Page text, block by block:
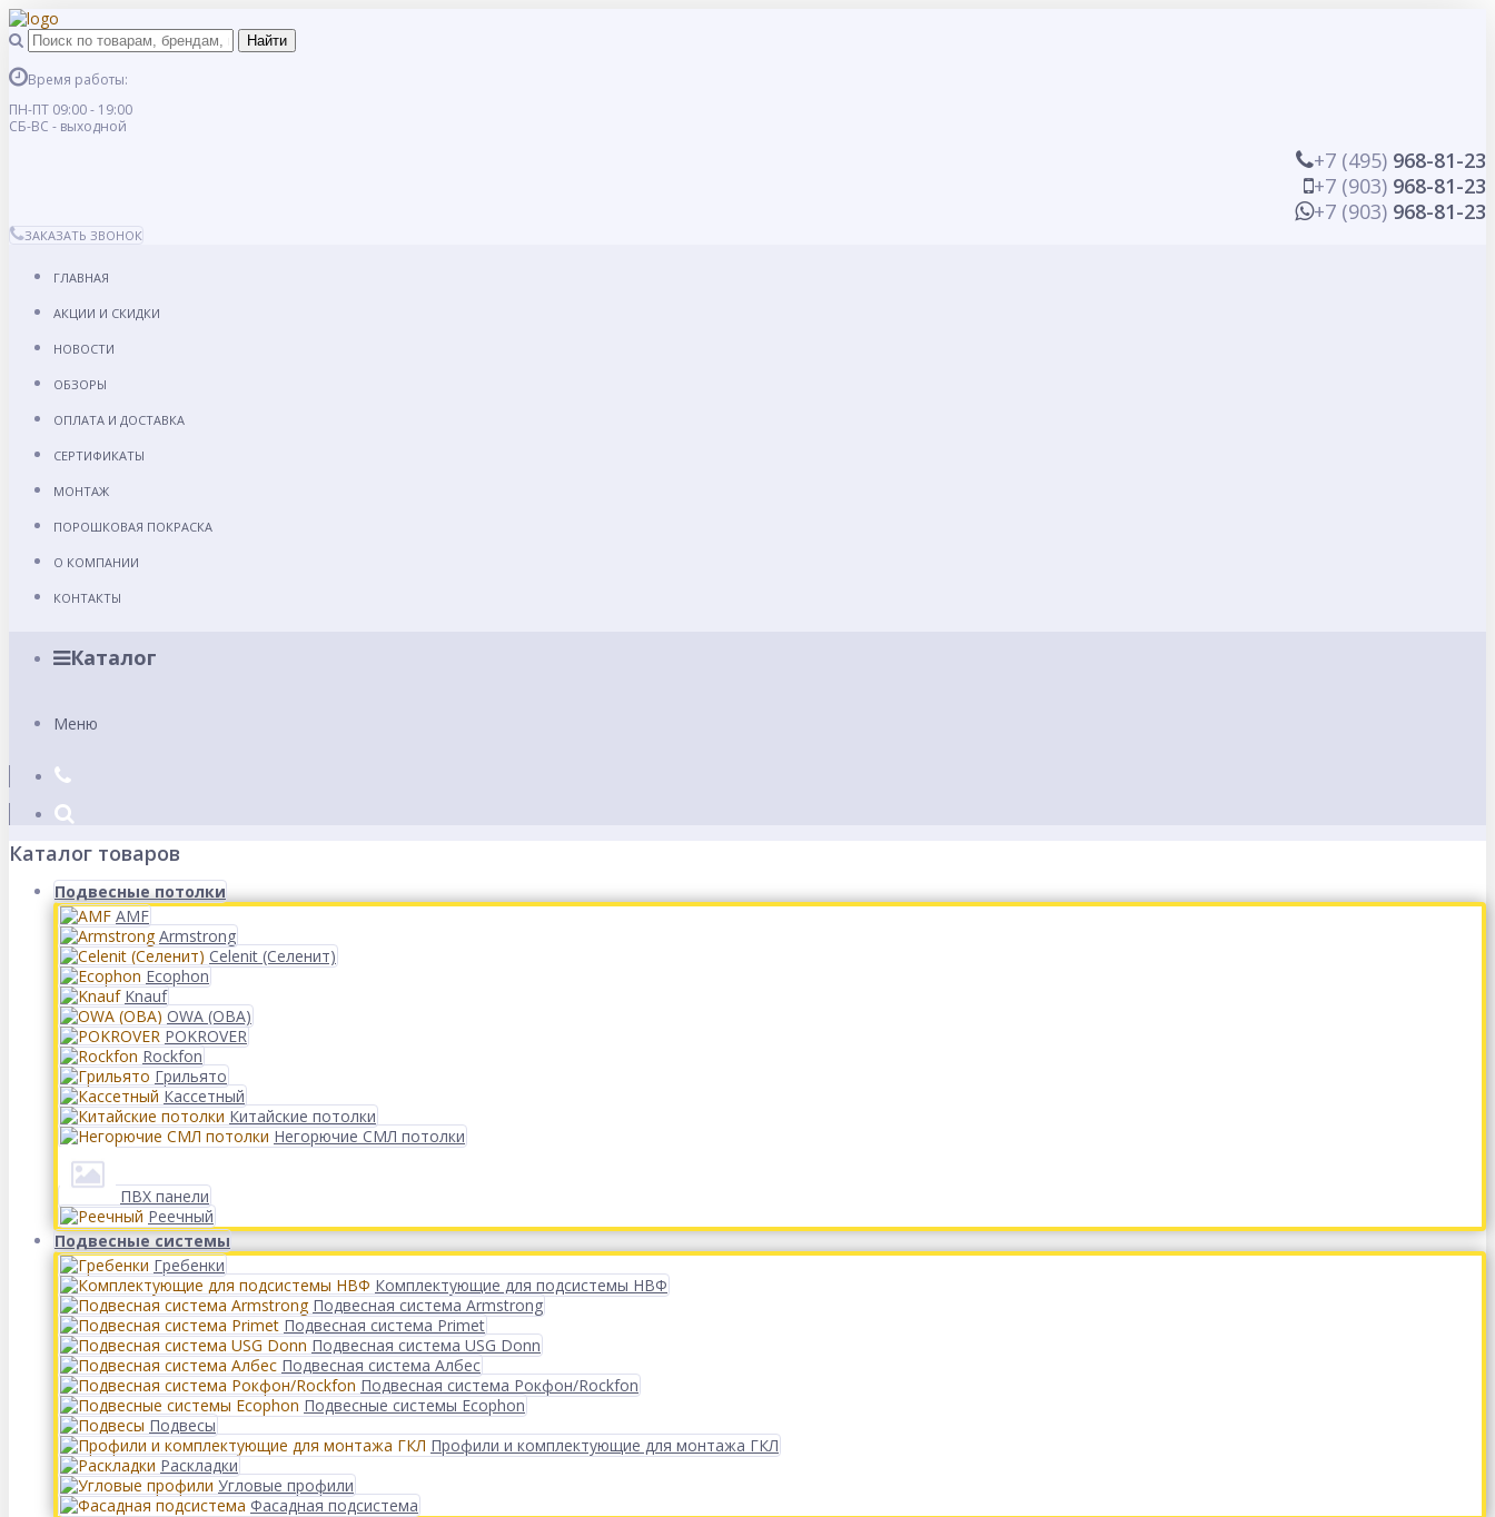
Время работы:
ПН-ПТ 09:00 - 19:00
СБ-ВС - выходной
+7 (495) 968-81-23
+7 (903) 968-81-23
+7 (903) 968-81-23
ЗАКАЗАТЬ ЗВОНОК
ГЛАВНАЯ
АКЦИИ И СКИДКИ
НОВОСТИ
ОБЗОРЫ
ОПЛАТА И ДОСТАВКА
СЕРТИФИКАТЫ
МОНТАЖ
ПОРОШКОВАЯ ПОКРАСКА
О КОМПАНИИ
КОНТАКТЫ
Каталог
Меню
Каталог товаров
Подвесные потолки
AMF
Armstrong
Celenit (Селенит)
Ecophon
Knauf
OWA (ОВА)
POKROVER
Rockfon
Грильято
Кассетный
Китайские потолки
Негорючие СМЛ потолки
ПВХ панели
Реечный
Подвесные системы
Гребенки
Комплектующие для подсистемы НВФ
Подвесная система Armstrong
Подвесная система Primet
Подвесная система USG Donn
Подвесная система Албес
Подвесная система Рокфон/Rockfon
Подвесные системы Ecophon
Подвесы
Профили и комплектующие для монтажа ГКЛ
Раскладки
Угловые профили
Фасадная подсистема